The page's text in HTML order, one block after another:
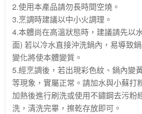
2.使用本產品請勿長時間空燒。
3.烹調時建議以中小火調理。
4.本體尚在高溫狀態時，建議請先以
面) 若以冷水直接沖洗鍋內，易導致
變化將使本體變質。
5.經烹調後，若出現彩色紋、鍋內變
等現象，實屬正常。請加水與小蘇打
加熱後進行刷洗或使用不鏽鋼去污粉
洗，清洗完畢，擦乾存放即可。